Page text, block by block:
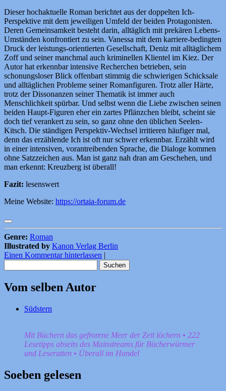
Dieser hochaktuelle Roman berichtet aus der doppelten Ich-
Perspektive mit dem jeweiligen Umfeld der beiden Protagonisten.
Deren Gemeinsamkeit besteht darin, alltäglich mit prekären Lebens-
Umständen konfrontiert zu sein. Vanessa mit dem karriere-bedingten
Druck der leistungs-orientierten Gesellschaft, Deniz mit alltäglichem
Zoff und seiner manchmal auch kriminellen Klientel im Kiez. Der
Autor hat erkennbar intensive Recherchen betrieben, sein
schonungsloser Blick offenbart stimmig die schwierigen Schicksale
und alltäglichen Probleme seiner Romanfiguren. Trotz aller Härte,
trotz der Dissonanzen seiner Thematik ist immer auch
Menschlichkeit spürbar. Und selbst wenn die Liebe zwischen seinen
beiden Haupt-Figuren eher ein zartes Pflänzchen bleibt, scheint sie
doch tief verankert zu sein, so ganz ohne den üblichen Seelen-
Kitsch. Die ständigen Perspektiv-Wechsel irritieren häufiger mal,
denn das erzählende Ich ist oft nur schwer erkennbar. Erzählt wird
in einer intensiven, vorantreibenden Sprache, die Dialoge kommen
ohne Satzzeichen aus. Man ist ganz nah dran am Geschehen, und
man erkennt: Kreuzberg ist überall!
Fazit: lesenswert
Meine Website: https://ortaia-forum.de
Genre: Roman
Illustrated by Kanon Verlag Berlin
Einen Kommentar hinterlassen |
nach:
Vom selben Autor
Südstern
Mit Büchern das gefrorene Meer der Zeit löchern • 222
Lesetipps abseits des Mainstreams für Bücherwürmer
und Leseratten • Überall im Handel
Soeben gelesen